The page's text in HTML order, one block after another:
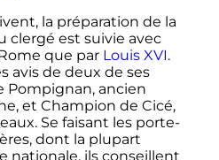
la préparation de la
clergé est suivie avec
que par Louis XVI.
avis de deux de ses
Pompignan, ancien
et Champion de Cicé,
Se faisant les porte-
dont la plupart
nationale, ils conseillent